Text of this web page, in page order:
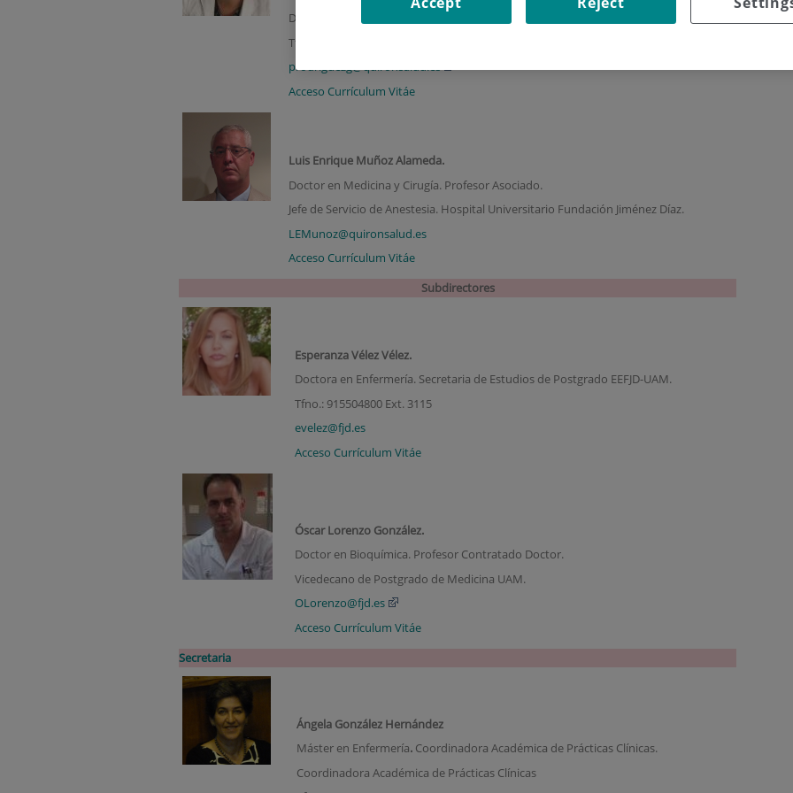
Directora de EEFJD - UAM.
Tfno.: 915504800 Ext. 3110
prodriguezg@quironsalud.es
Acceso Currículum Vitáe
Luis Enrique Muñoz Alameda.
Doctor en Medicina y Cirugía. Profesor Asociado.
Jefe de Servicio de Anestesia. Hospital Universitario Fundación Jiménez Díaz.
LEMunoz@quironsalud.es
Acceso Currículum Vitáe
Subdirectores
Esperanza Vélez Vélez.
Doctora en Enfermería. Secretaria de Estudios de Postgrado EEFJD-UAM.
Tfno.: 915504800 Ext. 3115
evelez@fjd.es
Acceso Currículum Vitáe
Óscar Lorenzo González.
Doctor en Bioquímica. Profesor Contratado Doctor.
Vicedecano de Postgrado de Medicina UAM.
OLorenzo@fjd.es
Acceso Currículum Vitáe
Secretaria
Ángela González Hernández
Máster en Enfermería. Coordinadora Académica de Prácticas Clínicas.
Coordinadora Académica de Prácticas Clínicas